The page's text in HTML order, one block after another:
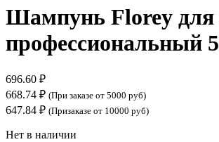
Шампунь Florey для
профессиональный
696.60 ₽
668.74 ₽ (При заказе от 5000 руб)
647.84 ₽ (Призаказе от 10000 руб)
Нет в наличии